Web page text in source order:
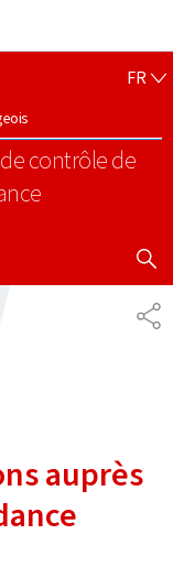
contrôle de
FR
auprès